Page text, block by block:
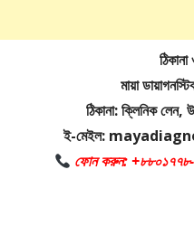
মায়া
ঠিকানা: ক্লিনিক লেন,
ই-মেইল:
ফোন করুন: